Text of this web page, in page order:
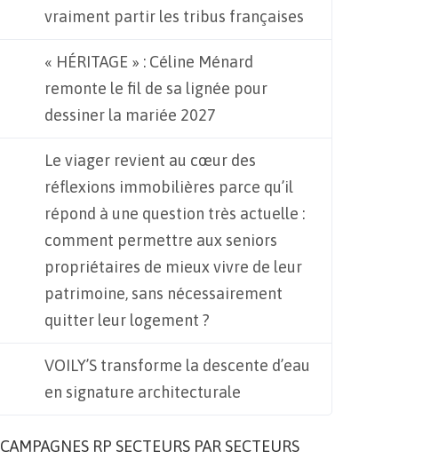
vraiment partir les tribus françaises
« HÉRITAGE » : Céline Ménard
remonte le fil de sa lignée pour
dessiner la mariée 2027
Le viager revient au cœur des
réflexions immobilières parce qu’il
répond à une question très actuelle :
comment permettre aux seniors
propriétaires de mieux vivre de leur
patrimoine, sans nécessairement
quitter leur logement ?
VOILY’S transforme la descente d’eau
en signature architecturale
CAMPAGNES RP SECTEURS PAR SECTEURS